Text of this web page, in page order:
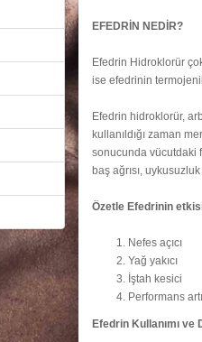
EFEDRİN NEDİR?
Efedrin Hidroklorür
ise efedrinin
Efedrin hidroklorür,
kullanıldığı zaman
sonucunda vücutdaki
baş ağrısı,
Özetle Efedrinin
Nefes açıcı
Yağ yakıcı
İştah kesici
Performans
Efedrin Kullanımı ve